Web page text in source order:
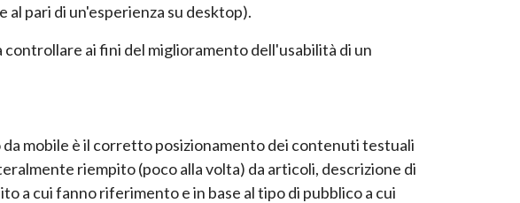
al pari di un'esperienza su desktop).
ai fini del miglioramento dell'usabilità di un
mobile è il corretto posizionamento dei contenuti testuali
riempito (poco alla volta) da articoli, descrizione di
a cui fanno riferimento e in base al tipo di pubblico a cui